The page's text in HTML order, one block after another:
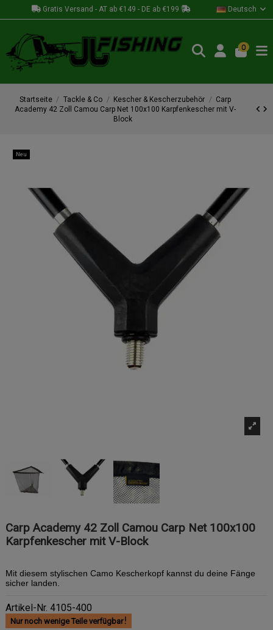
Gratis Versand - AT ab €149 - DE ab €199 Deutsch
0
Startseite Tackle & Co Kescher & Kescherzubehör
Carp
Academy 42 Zoll Camou Carp Net 100x100 Karpfenkescher mit V-
Block
Neu
Carp Academy 42 Zoll Camou Carp Net 100x100
Karpfenkescher mit V-Block
Mit diesem stylischen Camo Kescherkopf kannst du deine Fänge
sicher landen.
Artikel-Nr. 4105-400
Nur noch wenige Teile verfügbar